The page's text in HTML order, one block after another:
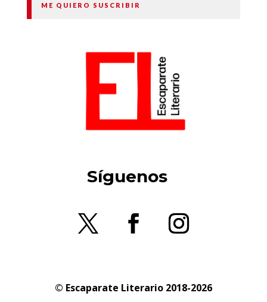
ME QUIERO SUSCRIBIR
Síguenos
© Escaparate Literario 2018-2026